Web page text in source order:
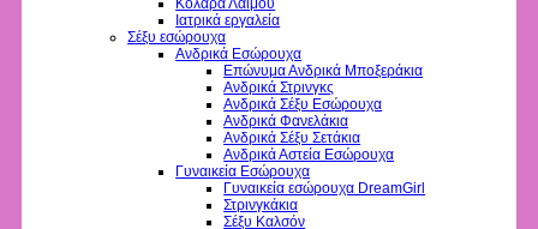
Κολάρα Λαιμού
Ιατρικά εργαλεία
Σέξυ εσώρουχα
Ανδρικά Εσώρουχα
Επώνυμα Ανδρικά Μποξεράκια
Ανδρικά Στρινγκς
Ανδρικά Σέξυ Εσώρουχα
Ανδρικά Φανελάκια
Ανδρικά Σέξυ Σετάκια
Ανδρικά Αστεία Εσώρουχα
Γυναικεία Εσώρουχα
Γυναικεία εσώρουχα DreamGirl
Στρινγκάκια
Σέξυ Καλσόν